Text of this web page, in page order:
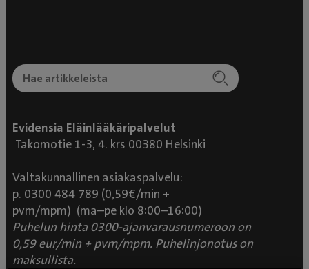
Evidensia Eläinlääkäripalvelut
Takomotie 1-3, 4. krs 00380 Helsinki
Valtakunnallinen asiakaspalvelu:
p. 0300 484 789 (0,59€/min +
pvm/mpm) (ma–pe klo 8:00–16:00)
Puhelun hinta 0300-ajanvarausnumeroon on
0,59 eur/min + pvm/mpm. Puhelinjonotus on
maksullista.